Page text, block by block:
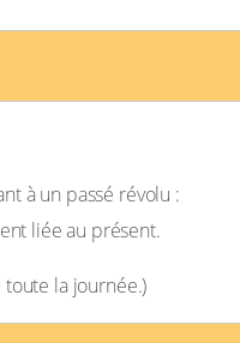
à un passé révolu :
liée au présent.
la journée.)